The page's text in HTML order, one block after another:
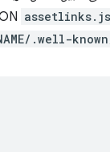
.well-